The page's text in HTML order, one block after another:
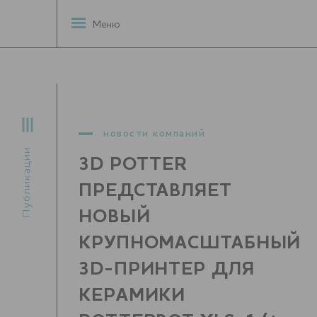
Публикации
Меню
новости компаний
3D POTTER
ПРЕДСТАВЛЯЕТ
НОВЫЙ
КРУПНОМАСШТАБНЫЙ
3D-ПРИНТЕР ДЛЯ
КЕРАМИКИ